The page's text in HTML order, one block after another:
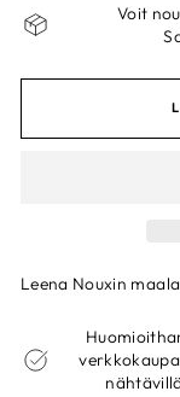
Voit
Leena Nouxin